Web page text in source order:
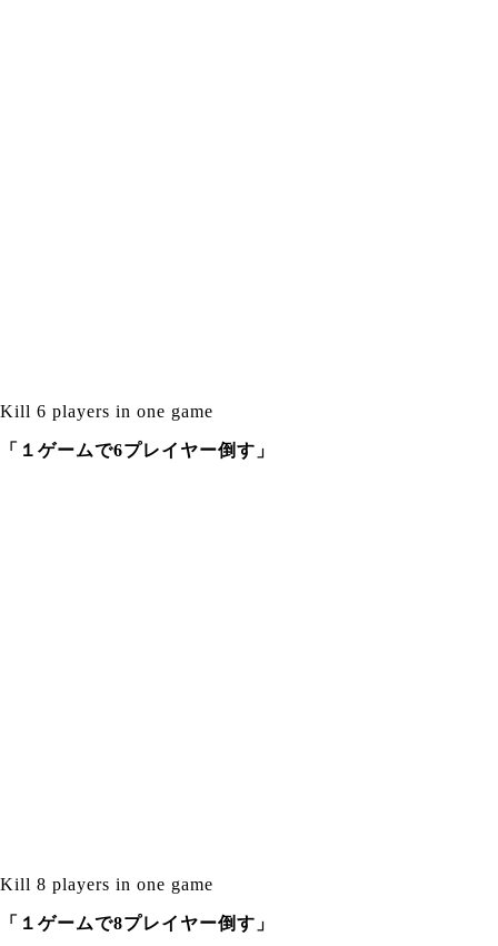
Kill 6 players in one game
「１ゲームで6プレイヤー倒す」
Kill 8 players in one game
「１ゲームで8プレイヤー倒す」